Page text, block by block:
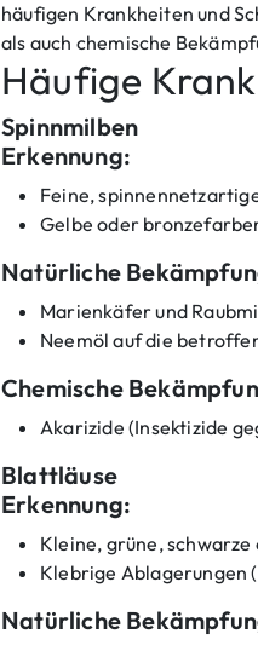
häufigen Krankheiten und
als auch chemische
Häufige
Spinnmilben
Erkennung:
Feine,
Gelbe oder
Natürliche
Marienkäfer und
Neemöl auf die
Chemische
Akarizide (Insektizide
Blattläuse
Erkennung:
Kleine, grüne,
Klebrige Ablagerungen
Natürliche